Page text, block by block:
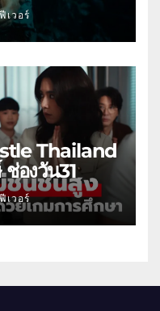
เวอร์
Thailand
องวัน31
เวอร์